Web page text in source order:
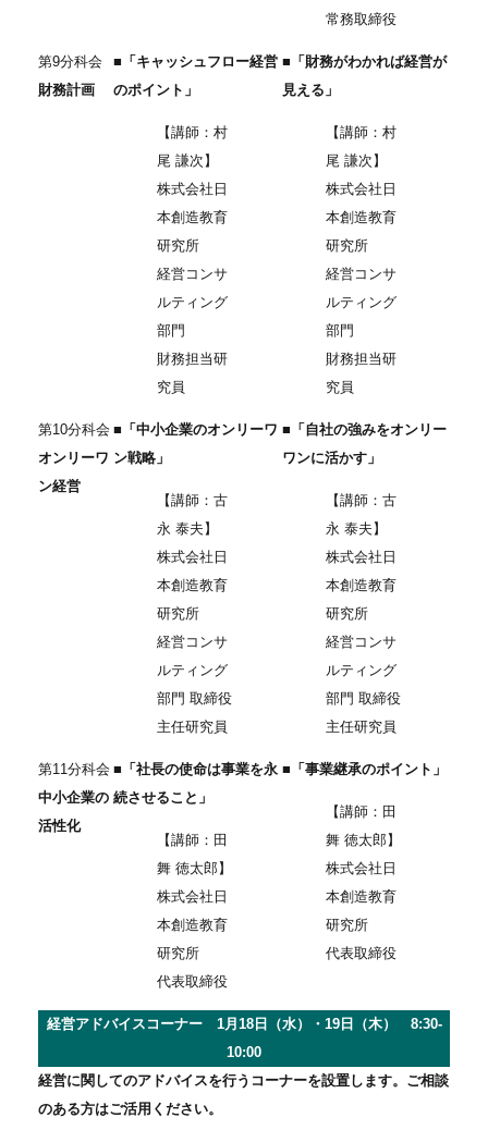
常務取締役
第9分科会
財務計画
■「キャッシュフロー経営
のポイント」
【講師：村
尾 謙次】
株式会社日
本創造教育
研究所
経営コンサ
ルティング
部門
財務担当研
究員
■「財務がわかれば経営が
見える」
【講師：村
尾 謙次】
株式会社日
本創造教育
研究所
経営コンサ
ルティング
部門
財務担当研
究員
第10分科会
オンリーワ
ン経営
■「中小企業のオンリーワ
ン戦略」
【講師：古
永 泰夫】
株式会社日
本創造教育
研究所
経営コンサ
ルティング
部門 取締役
主任研究員
■「自社の強みをオンリー
ワンに活かす」
【講師：古
永 泰夫】
株式会社日
本創造教育
研究所
経営コンサ
ルティング
部門 取締役
主任研究員
第11分科会
中小企業の
活性化
■「社長の使命は事業を永
続させること」
【講師：田
舞 徳太郎】
株式会社日
本創造教育
研究所
代表取締役
■「事業継承のポイント」
【講師：田
舞 徳太郎】
株式会社日
本創造教育
研究所
代表取締役
経営アドバイスコーナー 1月18日（水）・19日（木） 8:30-
10:00
経営に関してのアドバイスを行うコーナーを設置します。ご相談
のある方はご活用ください。